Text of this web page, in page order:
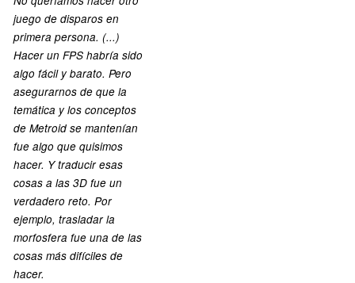
juego de disparos en
primera persona. (...)
Hacer un FPS habría sido
algo fácil y barato. Pero
asegurarnos de que la
temática y los conceptos
de Metroid se mantenían
fue algo que quisimos
hacer. Y traducir esas
cosas a las 3D fue un
verdadero reto. Por
ejemplo, trasladar la
morfosfera fue una de las
cosas más difíciles de
hacer.